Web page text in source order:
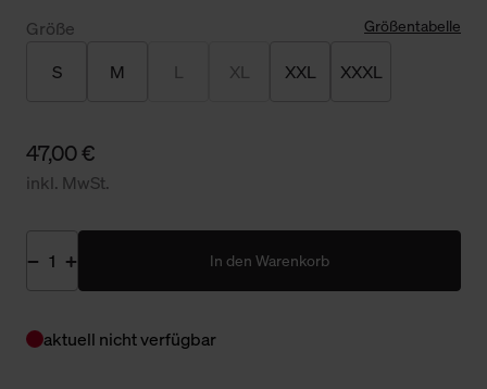
Größe Größentabelle
S M L XL XXL XXXL
47,00 €
inkl. MwSt.
In den Warenkorb
aktuell nicht verfügbar